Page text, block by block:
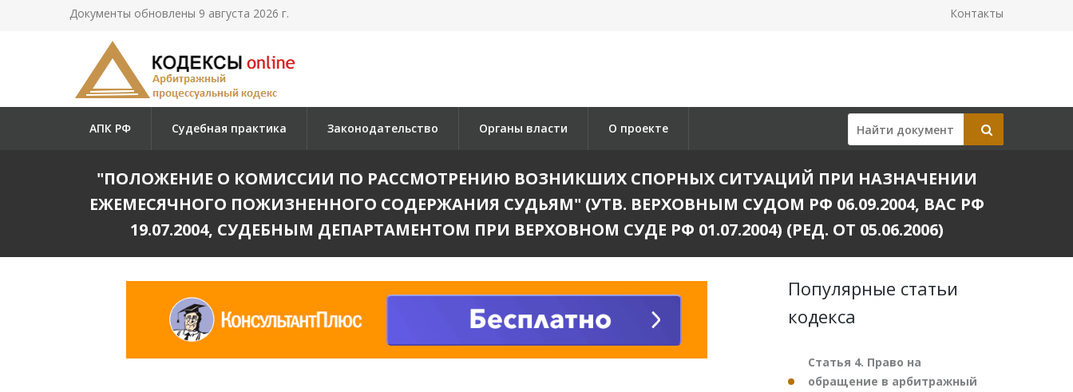
Документы обновлены 9 августа 2026 г. Контакты
АПК РФ Судебная практика Законодательство Органы власти О проекте
"ПОЛОЖЕНИЕ О КОМИССИИ ПО РАССМОТРЕНИЮ ВОЗНИКШИХ СПОРНЫХ СИТУАЦИЙ ПРИ НАЗНАЧЕНИИ
ЕЖЕМЕСЯЧНОГО ПОЖИЗНЕННОГО СОДЕРЖАНИЯ СУДЬЯМ" (УТВ. ВЕРХОВНЫМ СУДОМ РФ 06.09.2004, ВАС РФ
19.07.2004, СУДЕБНЫМ ДЕПАРТАМЕНТОМ ПРИ ВЕРХОВНОМ СУДЕ РФ 01.07.2004) (РЕД. ОТ 05.06.2006)
Популярные статьи
кодекса
Статья 4. Право на
обращение в арбитражный